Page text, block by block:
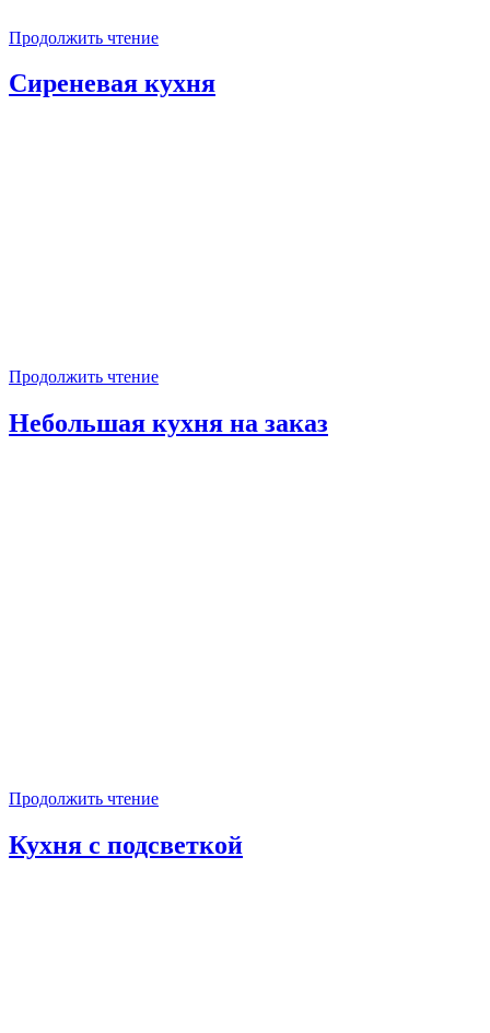
Продолжить чтение
Сиреневая кухня
Продолжить чтение
Небольшая кухня на заказ
Продолжить чтение
Кухня с подсветкой